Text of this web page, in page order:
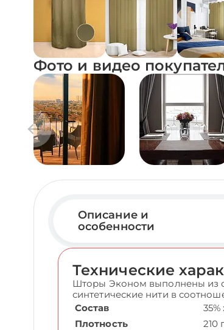
Фото и видео
Описание и
особенности
Технические
Шторы Эконом выполнены из
синтетические нити в
Состав
Плотность
210